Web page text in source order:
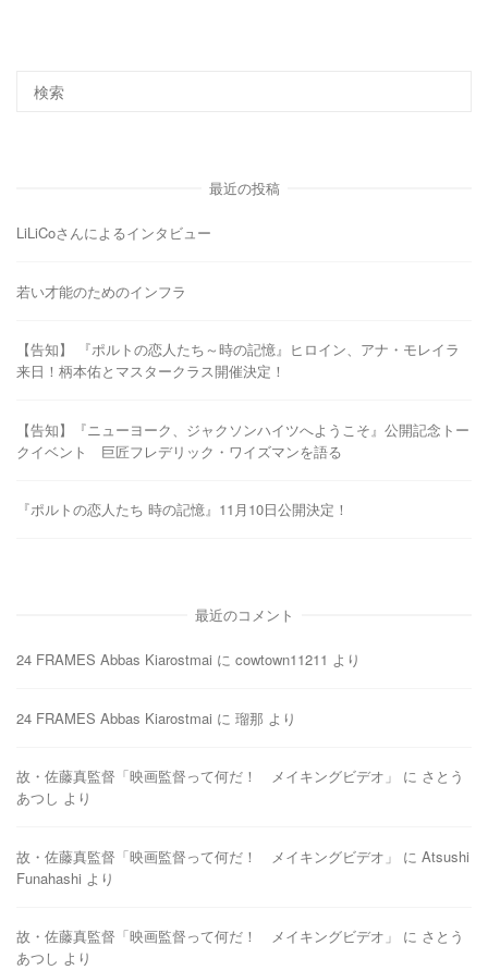
最近の投稿
LiLiCoさんによるインタビュー
若い才能のためのインフラ
【告知】 『ポルトの恋人たち～時の記憶』ヒロイン、アナ・モレイラ
来日！柄本佑とマスタークラス開催決定！
【告知】『ニューヨーク、ジャクソンハイツへようこそ』公開記念トー
クイベント 巨匠フレデリック・ワイズマンを語る
『ポルトの恋人たち 時の記憶』11月10日公開決定！
最近のコメント
24 FRAMES Abbas Kiarostmai に cowtown11211 より
24 FRAMES Abbas Kiarostmai に 瑠那 より
故・佐藤真監督「映画監督って何だ！ メイキングビデオ」 に さとう
あつし より
故・佐藤真監督「映画監督って何だ！ メイキングビデオ」 に Atsushi
Funahashi より
故・佐藤真監督「映画監督って何だ！ メイキングビデオ」 に さとう
あつし より